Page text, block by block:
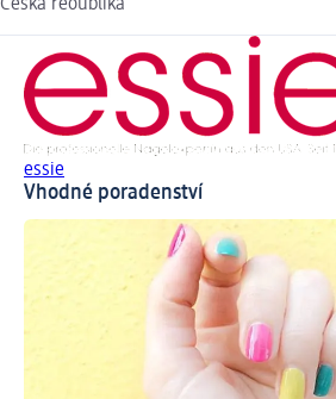
Česká reoublika
essie
Vhodné poradenství